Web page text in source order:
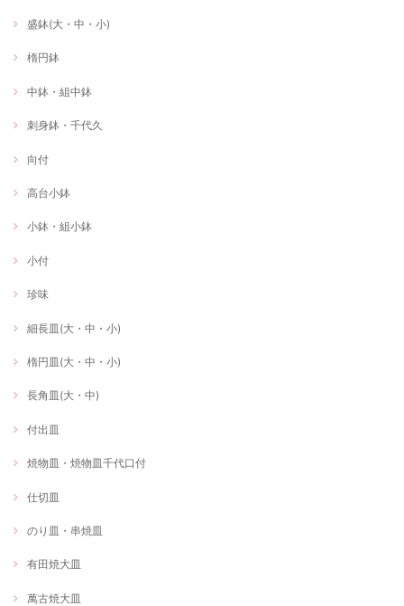
盛鉢(大・中・小)
楕円鉢
中鉢・組中鉢
刺身鉢・千代久
向付
高台小鉢
小鉢・組小鉢
小付
珍味
細長皿(大・中・小)
楕円皿(大・中・小)
長角皿(大・中)
付出皿
焼物皿・焼物皿千代口付
仕切皿
のり皿・串焼皿
有田焼大皿
萬古焼大皿